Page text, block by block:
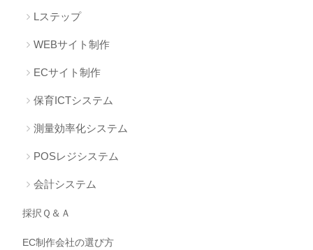
Lステップ
WEBサイト制作
ECサイト制作
保育ICTシステム
測量効率化システム
POSレジシステム
会計システム
採択Ｑ＆Ａ
EC制作会社の選び方